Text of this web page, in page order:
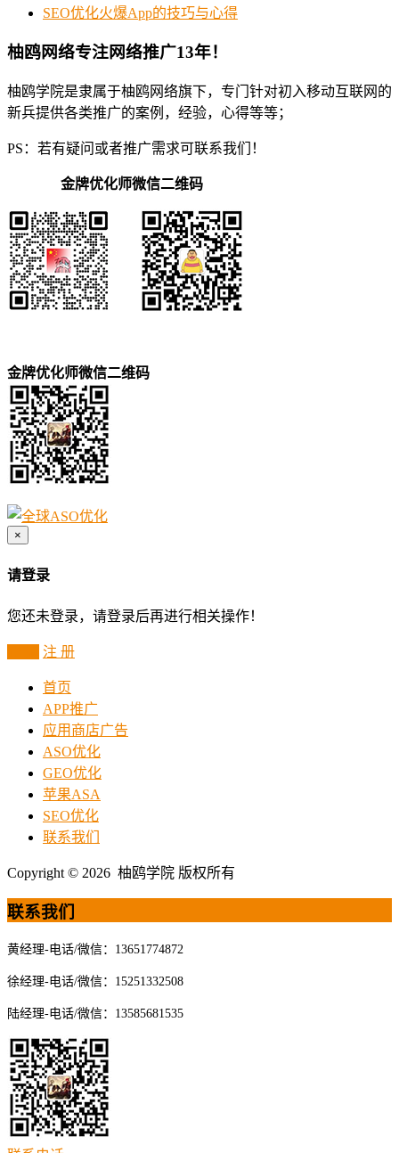
SEO优化火爆App的技巧与心得
柚鸥网络专注网络推广13年！
柚鸥学院是隶属于柚鸥网络旗下，专门针对初入移动互联网的
新兵提供各类推广的案例，经验，心得等等；
PS：若有疑问或者推广需求可联系我们！
金牌优化师微信二维码
金牌优化师微信二维码
×
请登录
您还未登录，请登录后再进行相关操作！
注 册
首页
APP推广
应用商店广告
ASO优化
GEO优化
苹果ASA
SEO优化
联系我们
Copyright © 2026 柚鸥学院 版权所有
联系我们
黄经理-电话/微信：13651774872
徐经理-电话/微信：15251332508
陆经理-电话/微信：13585681535